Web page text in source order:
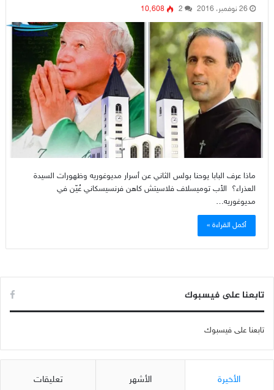
26 نوفمبر، 2016 2 10٬608
ماذا عرف البابا يوحنا بولس الثاني عن أسرار مديوغوريه وظهورات السيدة
العذراء؟ الأب توميسلاف فلاسيتش كاهن فرنسيسكاني عُيّن في
مديوغوريه…
أكمل القراءة »
تابعنا على فيسبوك
تابعنا على فيسبوك
الأخيرة الأشهر تعليقات